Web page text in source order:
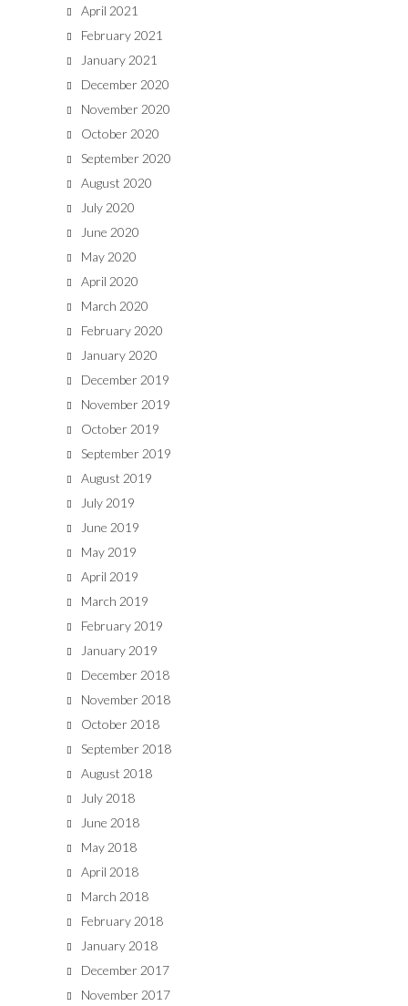
April 2021
February 2021
January 2021
December 2020
November 2020
October 2020
September 2020
August 2020
July 2020
June 2020
May 2020
April 2020
March 2020
February 2020
January 2020
December 2019
November 2019
October 2019
September 2019
August 2019
July 2019
June 2019
May 2019
April 2019
March 2019
February 2019
January 2019
December 2018
November 2018
October 2018
September 2018
August 2018
July 2018
June 2018
May 2018
April 2018
March 2018
February 2018
January 2018
December 2017
November 2017